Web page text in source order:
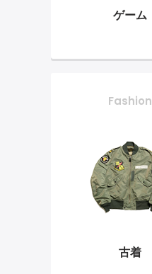
ゲーム
Fashion
古着